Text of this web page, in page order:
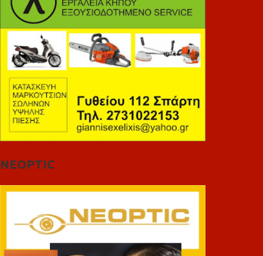
NEOPTIC